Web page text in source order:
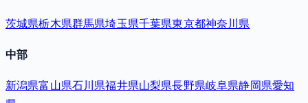
茨城県栃木県群馬県埼玉県千葉県東京都神奈川県
中部
新潟県富山県石川県福井県山梨県長野県岐阜県静岡県愛知